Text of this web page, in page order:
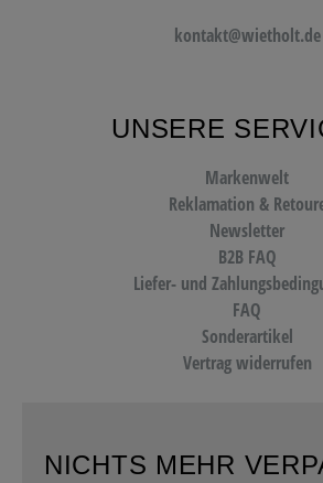
kontakt@wietholt.de
UNSERE
Markenwelt
Reklamation &
Newsletter
B2B FAQ
Liefer- und
FAQ
Sonderartikel
Vertrag widerrufen
NICHTS MEHR